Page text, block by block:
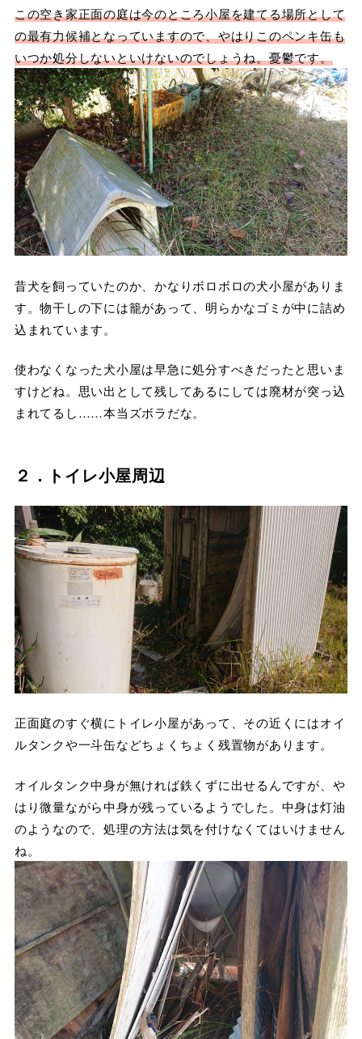
この空き家正面の庭は今のところ小屋を建てる場所として
の最有力候補となっていますので、やはりこのペンキ缶も
いつか処分しないといけないのでしょうね。憂鬱です。
昔犬を飼っていたのか、かなりボロボロの犬小屋がありま
す。物干しの下には籠があって、明らかなゴミが中に詰め
込まれています。
使わなくなった犬小屋は早急に処分すべきだったと思いま
すけどね。思い出として残してあるにしては廃材が突っ込
まれてるし……本当ズボラだな。
２．トイレ小屋周辺
正面庭のすぐ横にトイレ小屋があって、その近くにはオイ
ルタンクや一斗缶などちょくちょく残置物があります。
オイルタンク中身が無ければ鉄くずに出せるんですが、や
はり微量ながら中身が残っているようでした。中身は灯油
のようなので、処理の方法は気を付けなくてはいけません
ね。